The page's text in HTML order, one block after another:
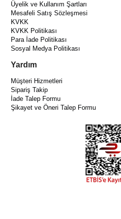
Üyelik ve Kullanım Şartları
Mesafeli Satış Sözleşmesi
KVKK
KVKK Politikası
Para İade Politikası
Sosyal Medya Politikası
Yardım
Müşteri Hizmetleri
Sipariş Takip
İade Talep Formu
Şikayet ve Öneri Talep Formu